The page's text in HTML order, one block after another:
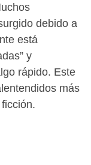
debido a
está
y
rápido. Este
más